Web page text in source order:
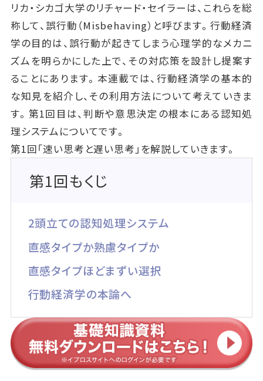
リカ・シカゴ大学のリチャード・セイラーは、これらを総
称して、誤行動（Misbehaving）と呼びます。行動経済
学の目的は、誤行動が起きてしまう心理学的なメカニ
ズムを明らかにした上で、その対応策を設計し提案す
ることにあります。本連載では、行動経済学の基本的
な知見を紹介し、その利用方法について考えていきま
す。第1回目は、判断や意思決定の根本にある認知処
理システムについてです。
第1回「速い思考と遅い思考」を解説していきます。
第1回もくじ
2頭立ての認知処理システム
直感タイプか熟慮タイプか
直感タイプほどまずい選択
行動経済学の本論へ